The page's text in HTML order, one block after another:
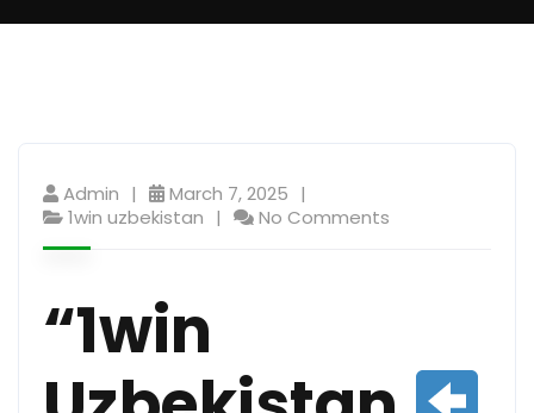
Admin
March 7, 2025
1win uzbekistan
No Comments
“1win